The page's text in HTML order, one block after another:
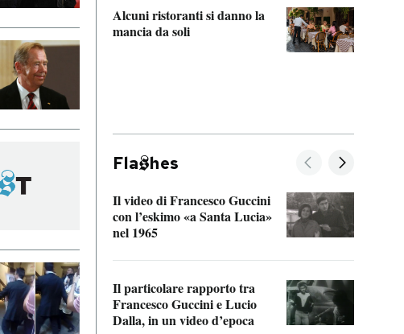
Alcuni ristoranti si danno la
mancia da soli
Fla hes
Il video di Francesco Guccini
con l’eskimo «a Santa Lucia»
nel 1965
Il particolare rapporto tra
Francesco Guccini e Lucio
Dalla, in un video d’epoca